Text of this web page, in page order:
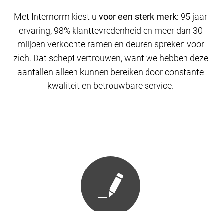
Met Internorm kiest u voor een sterk merk: 95 jaar
ervaring, 98% klanttevredenheid en meer dan 30
miljoen verkochte ramen en deuren spreken voor
zich. Dat schept vertrouwen, want we hebben deze
aantallen alleen kunnen bereiken door constante
kwaliteit en betrouwbare service.